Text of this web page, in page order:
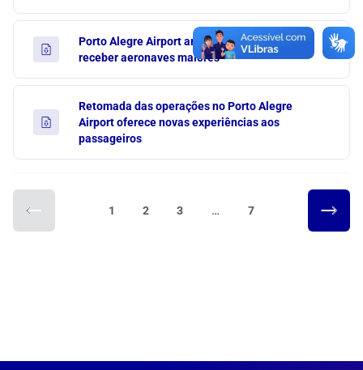
Porto Alegre Airport ampliará posições para
receber aeronaves maiores
Retomada das operações no Porto Alegre
Airport oferece novas experiências aos
passageiros
1 2 3 … 7